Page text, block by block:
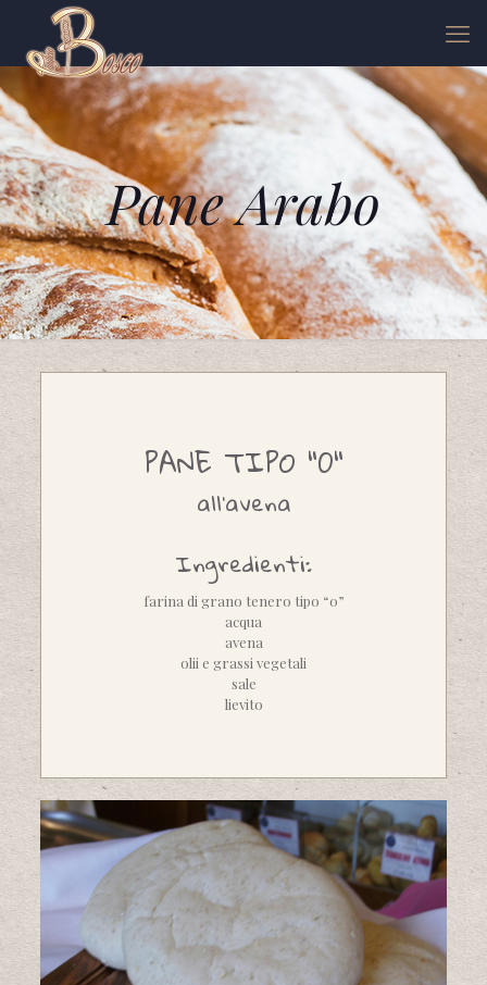
Pane Arabo
PANE TIPO "0"
all'avena
Ingredienti:
farina di grano tenero tipo “0”
acqua
avena
olii e grassi vegetali
sale
lievito